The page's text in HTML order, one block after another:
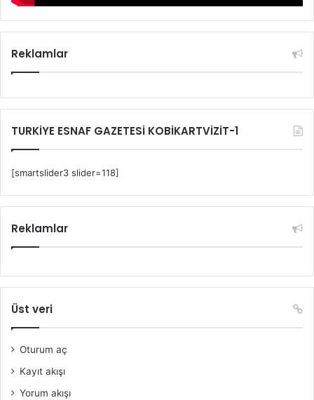
Reklamlar
TURKİYE ESNAF GAZETESİ KOBİKARTVİZİT-1
[smartslider3 slider=118]
Reklamlar
Üst veri
Oturum aç
Kayıt akışı
Yorum akışı